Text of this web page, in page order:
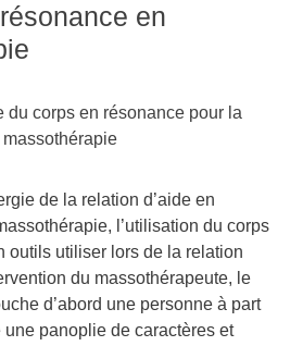
en
de la relation d’aide en
l’utilisation du corps
outils utiliser lors de la relation
du massothérapeute, le
d’abord une personne à part
panoplie de caractères et